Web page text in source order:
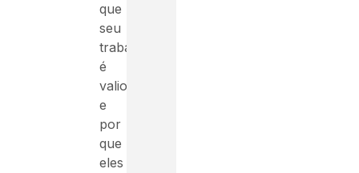
que
seu
trabalho
é
valioso
e
por
que
eles